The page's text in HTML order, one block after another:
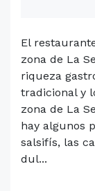
El
zona de La
riqueza
tradicional y
zona de La
hay algunos
salsifís, las
dul...